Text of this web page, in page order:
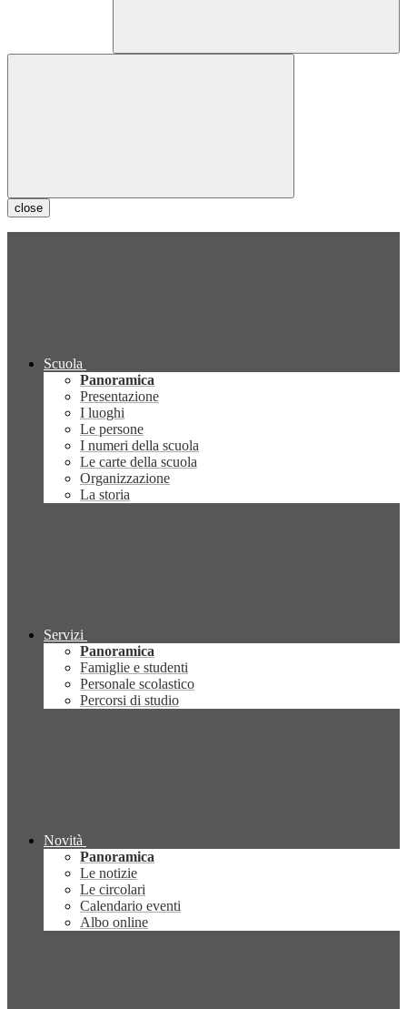
close
Scuola
Panoramica
Presentazione
I luoghi
Le persone
I numeri della scuola
Le carte della scuola
Organizzazione
La storia
Servizi
Panoramica
Famiglie e studenti
Personale scolastico
Percorsi di studio
Novità
Panoramica
Le notizie
Le circolari
Calendario eventi
Albo online